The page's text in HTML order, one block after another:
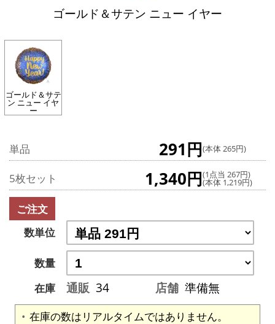
ゴールド＆サテン ニュー イヤー
ゴールド＆サテ
ン ニュー イヤ
ー
単品 291円(本体 265円)
5枚セット 1,340円(1点当 267円)
(本体 1,219円)
ご注文
数単位
数量
在庫
通販 34 店舗 準備無
在庫の数はリアルタイムではありません。